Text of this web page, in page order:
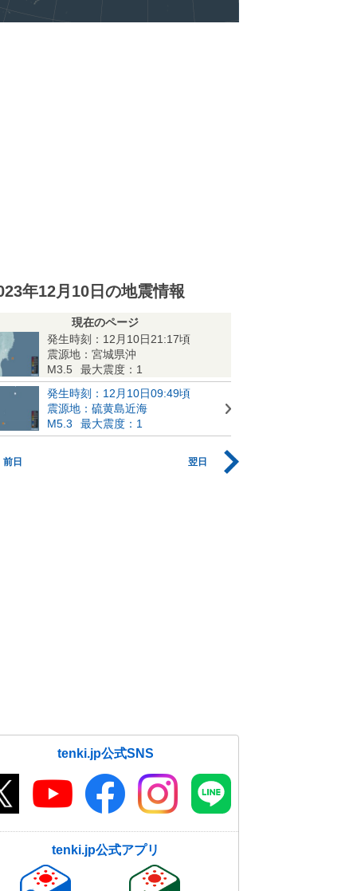
年12月10日の地震情報
現在のページ
発生時刻：12月10日21:17頃
震源地：宮城県沖
M3.5
最大震度：1
発生時刻：12月10日09:49頃
震源地：硫黄島近海
M5.3
最大震度：1
前日 翌日
tenki.jp公式SNS
tenki.jp公式アプリ